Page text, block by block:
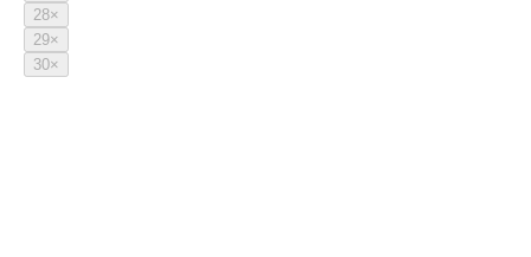
28×
29×
30×